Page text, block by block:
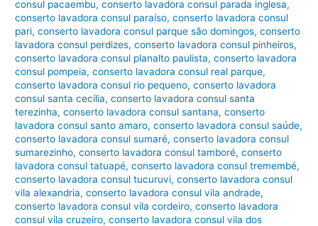
consul pacaembu,conserto lavadora consul parada inglesa,
conserto lavadora consul paraíso,conserto lavadora consul
pari,conserto lavadora consul parque são domingos,conserto
lavadora consul perdizes,conserto lavadora consul pinheiros,
conserto lavadora consul planalto paulista,conserto lavadora
consul pompeia,conserto lavadora consul real parque,
conserto lavadora consul rio pequeno,conserto lavadora
consul santa cecília,conserto lavadora consul santa
terezinha,conserto lavadora consul santana,conserto
lavadora consul santo amaro,conserto lavadora consul saúde,
conserto lavadora consul sumaré,conserto lavadora consul
sumarezinho,conserto lavadora consul tamboré,conserto
lavadora consul tatuapé,conserto lavadora consul tremembé,
conserto lavadora consul tucuruvi,conserto lavadora consul
vila alexandria,conserto lavadora consul vila andrade,
conserto lavadora consul vila cordeiro,conserto lavadora
consul vila cruzeiro,conserto lavadora consul vila dos